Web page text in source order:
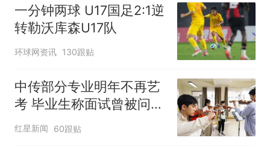
一分钟两球 U17国足2:1逆
转勒沃库森U17队
环球网资讯 130跟贴
中传部分专业明年不再艺
考 毕业生称面试曾被问
“如何策划晚会” 专家：遏
制“艺考捷径化”
红星新闻 60跟贴